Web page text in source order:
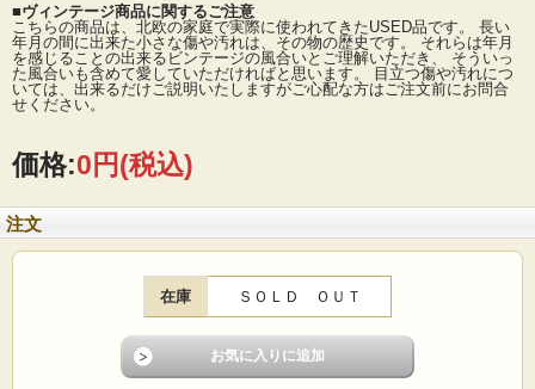
■ヴィンテージ商品に関するご注意
こちらの商品は、北欧の家庭で実際に使われてきたUSED品です。 長い
年月の間に出来た小さな傷や汚れは、その物の歴史です。 それらは年月
を感じることの出来るビンテージの風合いとご理解いただき、 そういっ
た風合いも含めて愛していただければと思います。 目立つ傷や汚れにつ
いては、出来るだけご説明いたしますがご心配な方はご注文前にお問合
せください。
価格:0円(税込)
注文
在庫 ＳＯＬＤ ＯＵＴ